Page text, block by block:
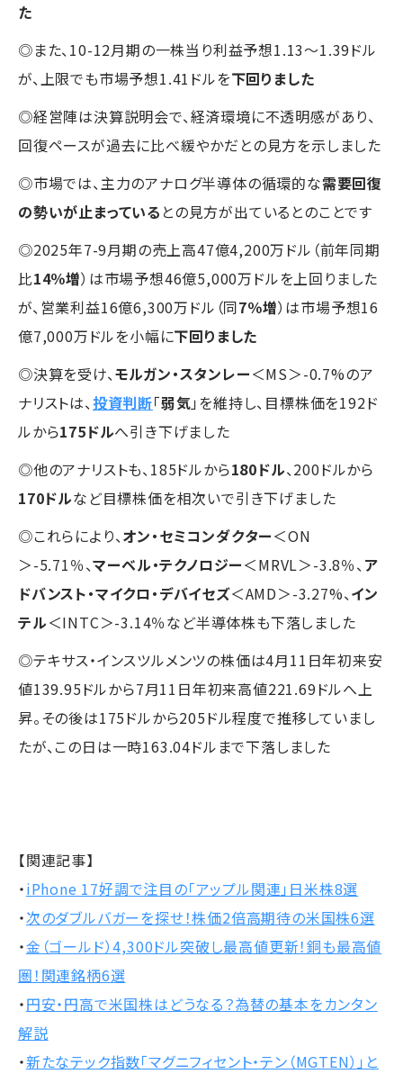
た
◎また、10-12月期の一株当り利益予想1.13～1.39ドル
が、上限でも市場予想1.41ドルを下回りました
◎経営陣は決算説明会で、経済環境に不透明感があり、
回復ペースが過去に比べ緩やかだとの見方を示しました
◎市場では、主力のアナログ半導体の循環的な需要回復
の勢いが止まっている との見方が出ているとのことです
◎2025年7-9月期の売上高47億4,200万ドル（前年同期
比14％増）は市場予想46億5,000万ドルを上回りました
が、営業利益16億6,300万ドル（同7％増）は市場予想16
億7,000万ドルを小幅に下回りました
◎決算を受け、モルガン・スタンレー＜MS＞-0.7%のア
ナリストは、投資判断「弱気」を維持し、目標株価を192ド
ルから175ドルへ引き下げました
◎他のアナリストも、185ドルから180ドル、200ドルから
170ドルなど目標株価を相次いで引き下げました
◎これらにより、オン・セミコンダクター＜ON
＞-5.71％、マーベル・テクノロジー＜MRVL＞-3.8％、ア
ドバンスト・マイクロ・デバイセズ＜AMD＞-3.27%、イン
テル＜INTC＞-3.14％など半導体株も下落しました
◎テキサス・インスツルメンツの株価は4月11日年初来安
値139.95ドルから7月11日年初来高値221.69ドルへ上
昇。その後は175ドルから205ドル程度で推移していまし
たが、この日は一時163.04ドルまで下落しました
【関連記事】
・iPhone 17好調で注目の「アップル関連」日米株8選
・次のダブルバガーを探せ！株価2倍高期待の米国株6選
・金（ゴールド）4,300ドル突破し最高値更新！銅も最高値
圏！関連銘柄6選
・円安・円高で米国株はどうなる？為替の基本をカンタン
解説
・新たなテック指数「マグニフィセント・テン（MGTEN）」と